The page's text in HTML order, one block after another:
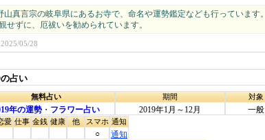
真言宗の岐阜県にあるお寺で、命名や運勢鑑定なども行っています。
せずに、厄祓いを勧められています。
05/28
占い
無料占い
年の運勢 ・ フラワー占い
期間
2019年1月～12月
対象
一般
愛 仕事 金銭 健康 他 スマホ
○
通知
通知